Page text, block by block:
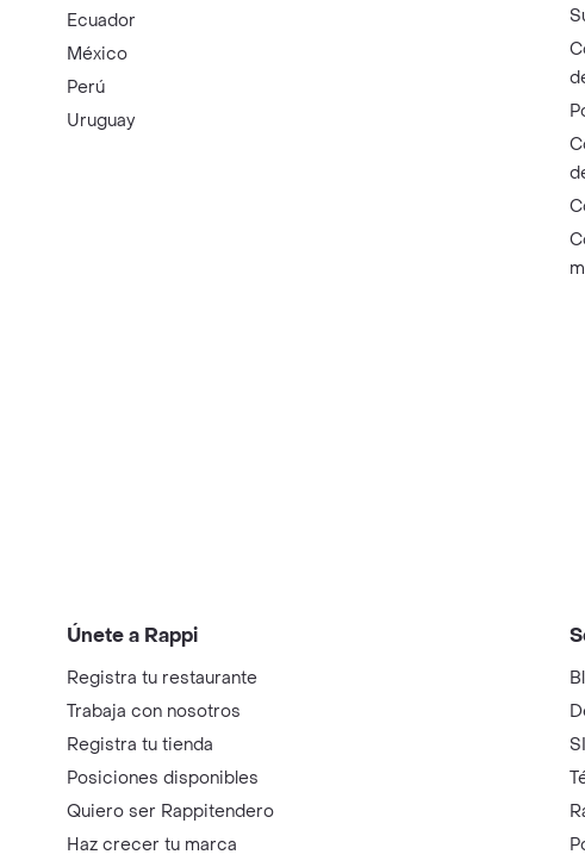
Ecuador
México
Perú
Uruguay
Únete a Rappi
Registra tu restaurante
Trabaja con nosotros
Registra tu tienda
Posiciones disponibles
Quiero ser Rappitendero
Haz crecer tu marca